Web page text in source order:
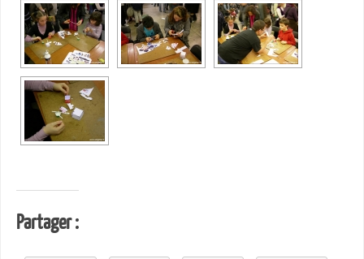
Partager :